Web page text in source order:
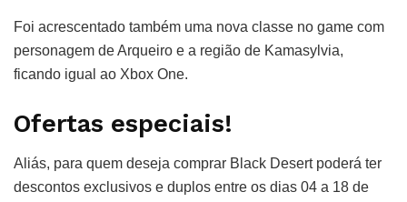
Foi acrescentado também uma nova classe no game com
personagem de Arqueiro e a região de Kamasylvia,
ficando igual ao Xbox One.
Ofertas especiais!
Aliás, para quem deseja comprar Black Desert poderá ter
descontos exclusivos e duplos entre os dias 04 a 18 de